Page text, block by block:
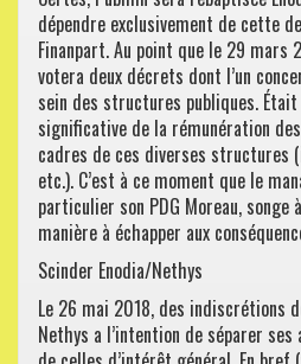
dépendre exclusivement de cette
Finanpart. Au point que le 29 mars
votera deux décrets dont l’un
sein des structures publiques.
significative de la rémunération
cadres de ces diverses structures
etc.). C’est à ce moment que le
particulier son PDG Moreau, songe
manière à échapper aux
Scinder Enodia/Nethys
Le 26 mai 2018, des indiscrétions
Nethys a l’intention de séparer